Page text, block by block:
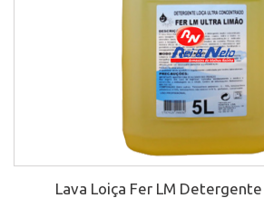
Lava Loiça Fer LM